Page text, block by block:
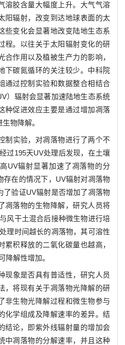
溶胶含量大幅度上升。大气气溶
阳辐射，改变到达地球表面的太
些变化会显著地改变陆地生态系
程。以往关于太阳辐射变化的研
合作用以及植被生产力的影响，
下碳氮循环的关注较少。中科院
通过控制实验和数据整合相结合
）辐射会显著加速陆地生态系统
种促进效应主要是通过增加凋落
物降解。
制实验，对凋落物进行了两个不
过195天UV处理后发现，在土壤
UV辐射显著加速了凋落物的分
在的情况下， UV辐射对凋落物
了验证UV辐射是否增加了凋落物
凋落物的生物降解，研究人员将
风干土混合后接种微生物进行培
理时间越长的凋落物，其可溶性
累积释放的二氧化碳量也越高，
降解性增加。
现象是否具有普适性，研究人员
，将现有关于凋落物光降解的研
非生物光降解过程和微生物参与
化学组成及降解速率的差异。结
结论，即紫外线辐射量的增加会
中凋落物的分解速率，并且这种